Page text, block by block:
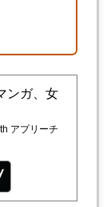
ンガ、女
アプリーチ